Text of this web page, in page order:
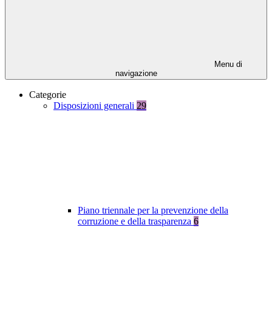
Menu di
navigazione
Categorie
Disposizioni generali 29
Piano triennale per la prevenzione della
corruzione e della trasparenza 6